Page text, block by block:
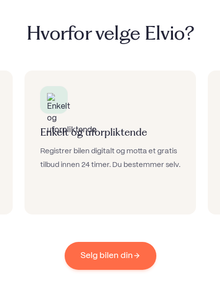
Hvorfor velge Elvio?
Enkelt og uforpliktende
Registrer bilen digitalt og motta et gratis
tilbud innen 24 timer. Du bestemmer selv.
Selg bilen din